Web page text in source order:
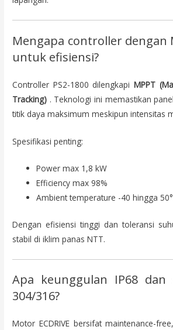
Mengapa controller dengan
untuk efisiensi?
Controller PS2-1800 dilengkapi MPPT
Tracking) . Teknologi ini memastikan
titik daya maksimum meskipun intensitas
Spesifikasi penting:
Power max 1,8 kW
Efficiency max 98%
Ambient temperature -40 hingga
Dengan efisiensi tinggi dan toleransi
stabil di iklim panas NTT.
Apa keunggulan IP68 dan
304/316?
Motor ECDRIVE bersifat maintenance-